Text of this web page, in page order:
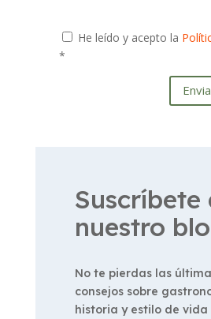
He leído y acepto la
*
Suscríbete
nuestro
No te pierdas las
consejos sobre
historia y estilo de vida